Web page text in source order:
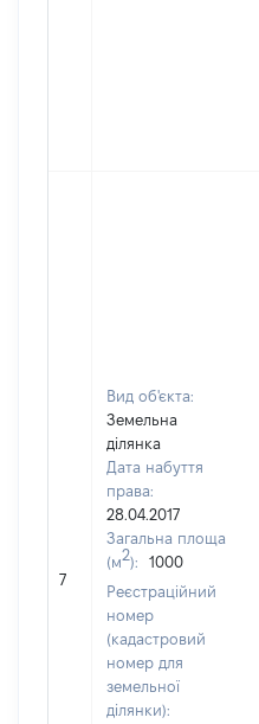
7
Вид об'єкта:
Земельна
ділянка
Дата набуття
права:
28.04.2017
Загальна площа
(м2):
1000
Реєстраційний
номер
(кадастровий
номер для
земельної
ділянки):